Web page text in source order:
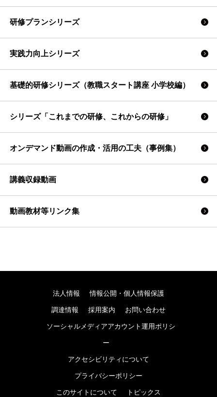
研修プランシリーズ
実践力向上シリーズ
基礎的研修シリーズ（教職スタート講座 小学校編）
シリーズ「これまでの研修、これからの研修」
オンデマンド動画の作成・活用の工夫（事例集）
講義収録動画
動画教材等リンク集
法人情報 情報公開・個人情報保護
調達情報 採用案内 お問い合わせ
ソーシャルメディアアカウント運用ポリシ
ー
アクセシビリティについて
プライバシーポリシー
このサイトについて トピックス